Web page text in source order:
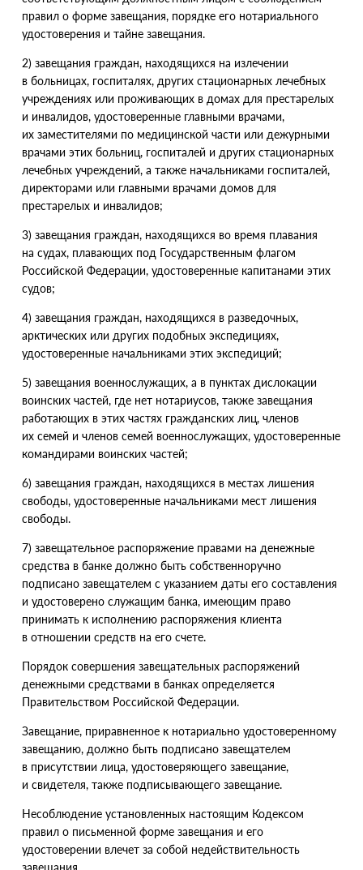
правил о форме завещания, порядке его нотариального
удостоверения и тайне завещания.
2) завещания граждан, находящихся на излечении
в больницах, госпиталях, других стационарных лечебных
учреждениях или проживающих в домах для престарелых
и инвалидов, удостоверенные главными врачами,
их заместителями по медицинской части или дежурными
врачами этих больниц, госпиталей и других стационарных
лечебных учреждений, а также начальниками госпиталей,
директорами или главными врачами домов для
престарелых и инвалидов;
3) завещания граждан, находящихся во время плавания
на судах, плавающих под Государственным флагом
Российской Федерации, удостоверенные капитанами этих
судов;
4) завещания граждан, находящихся в разведочных,
арктических или других подобных экспедициях,
удостоверенные начальниками этих экспедиций;
5) завещания военнослужащих, а в пунктах дислокации
воинских частей, где нет нотариусов, также завещания
работающих в этих частях гражданских лиц, членов
их семей и членов семей военнослужащих, удостоверенные
командирами воинских частей;
6) завещания граждан, находящихся в местах лишения
свободы, удостоверенные начальниками мест лишения
свободы.
7) завещательное распоряжение правами на денежные
средства в банке должно быть собственноручно
подписано завещателем с указанием даты его составления
и удостоверено служащим банка, имеющим право
принимать к исполнению распоряжения клиента
в отношении средств на его счете.
Порядок совершения завещательных распоряжений
денежными средствами в банках определяется
Правительством Российской Федерации.
Завещание, приравненное к нотариально удостоверенному
завещанию, должно быть подписано завещателем
в присутствии лица, удостоверяющего завещание,
и свидетеля, также подписывающего завещание.
Несоблюдение установленных настоящим Кодексом
правил о письменной форме завещания и его
удостоверении влечет за собой недействительность
завещания.